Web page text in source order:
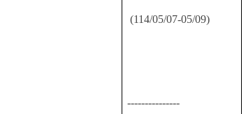
(114/05/07-05/09)
---------------